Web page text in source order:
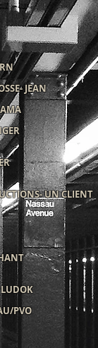
JEAN
UN CLIENT
PVO